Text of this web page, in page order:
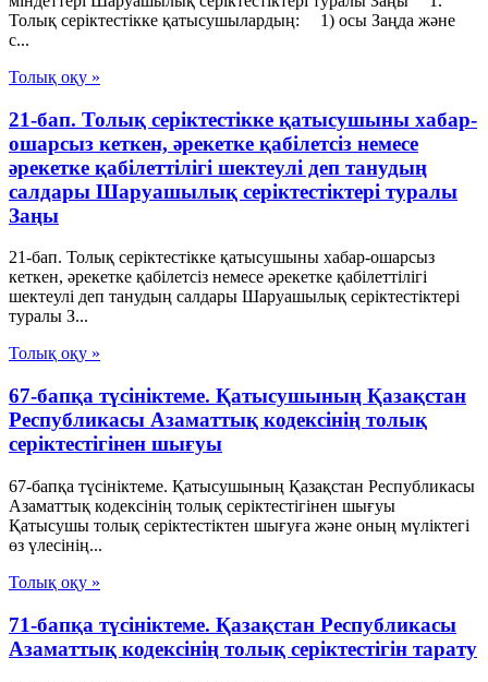
Толық серiктестiкке қатысушылардың: 1) осы Заңда және
с...
Толық оқу »
21-бап. Толық серiктестiкке қатысушыны хабар-
ошарсыз кеткен, әрекетке қабiлетсiз немесе
әрекетке қабiлеттiлiгi шектеулi деп танудың
салдары Шаруашылық серіктестіктері туралы
Заңы
21-бап. Толық серiктестiкке қатысушыны хабар-ошарсыз
кеткен, әрекетке қабiлетсiз немесе әрекетке қабiлеттiлiгi
шектеулi деп танудың салдары Шаруашылық серіктестіктері
туралы З...
Толық оқу »
67-бапқа түсініктеме. Қатысушының Қазақстан
Республикасы Азаматтық кодексінің толық
серіктестігінен шығуы
67-бапқа түсініктеме. Қатысушының Қазақстан Республикасы
Азаматтық кодексінің толық серіктестігінен шығуы
Қатысушы толық серіктестіктен шығуға және оның мүліктегі
өз үлесінің...
Толық оқу »
71-бапқа түсініктеме. Қазақстан Республикасы
Азаматтық кодексінің толық серіктестігін тарату